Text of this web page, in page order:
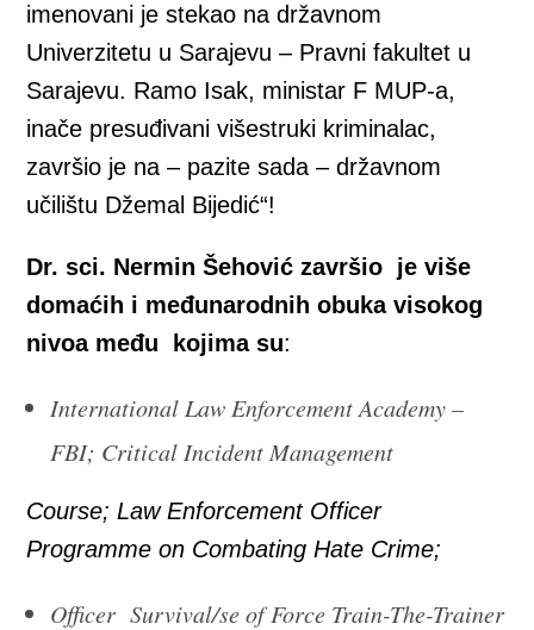
imenovani je stekao na državnom
Univerzitetu u Sarajevu – Pravni fakultet u
Sarajevu. Ramo Isak, ministar F MUP-a,
inače presuđivani višestruki kriminalac,
završio je na – pazite sada – državnom
učilištu Džemal Bijedić“!
Dr. sci. Nermin Šehović završio je više
domaćih i međunarodnih obuka visokog
nivoa među kojima su:
International Law Enforcement Academy –
FBI; Critical Incident Management
Course; Law Enforcement Officer
Programme on Combating Hate Crime;
Officer Survival/se of Force Train-The-Trainer